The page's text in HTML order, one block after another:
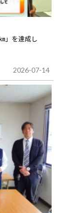
」を達成し
2026-07-14